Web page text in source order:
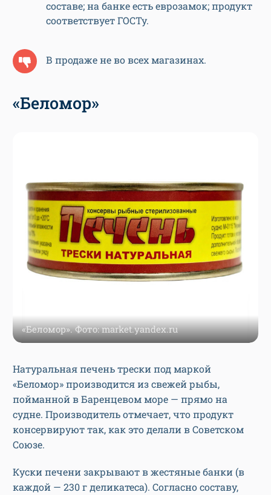
составе; на банке есть еврозамок; продукт
соответствует ГОСТу.
В продаже не во всех магазинах.
«Беломор»
«Беломор». Фото: market.yandex.ru
Натуральная печень трески под маркой
«Беломор» производится из свежей рыбы,
пойманной в Баренцевом море — прямо на
судне. Производитель отмечает, что продукт
консервируют так, как это делали в Советском
Союзе.
Куски печени закрывают в жестяные банки (в
каждой — 230 г деликатеса). Согласно составу,